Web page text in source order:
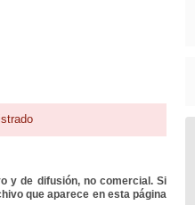
y de difusión, no comercial. Si
que aparece en esta página